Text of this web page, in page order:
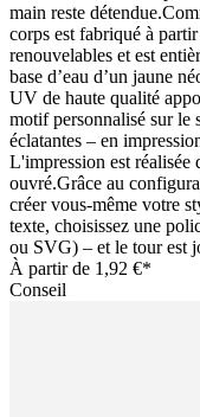
main reste
corps est fabriqué à
renouvelables et est
base d’eau d’un jaune
UV de haute qualité
motif personnalisé sur le
éclatantes – en
L'impression est
ouvré.Grâce au
créer vous-même votre
texte, choisissez une
ou SVG) – et le tour est
À partir de 1,92 €*
Conseil